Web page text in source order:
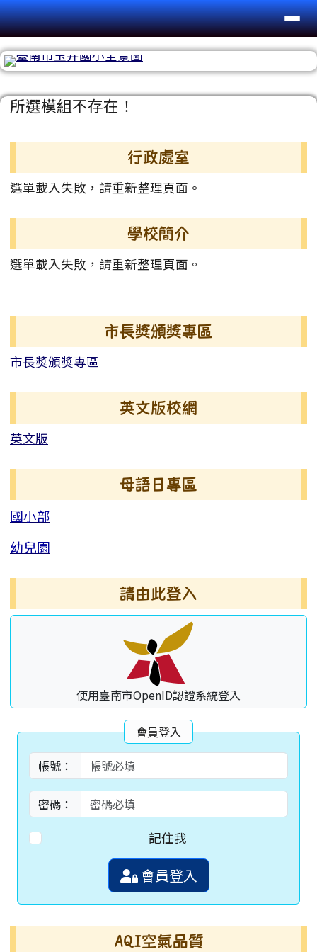
跳至主內容區
台南市玉井國小
導覽列
主內容區域
所選模組不存在！
行政處室
選單載入失敗，請重新整理頁面。
學校簡介
選單載入失敗，請重新整理頁面。
右邊區域內容市長獎頒獎專區
市長獎頒獎專區
英文版校網
英文版
母語日專區
國小部
幼兒園
請由此登入
使用臺南市OpenID認證系統登入
會員登入
帳號：
密碼：
記住我
會員登入
AQI空氣品質
頁尾區域